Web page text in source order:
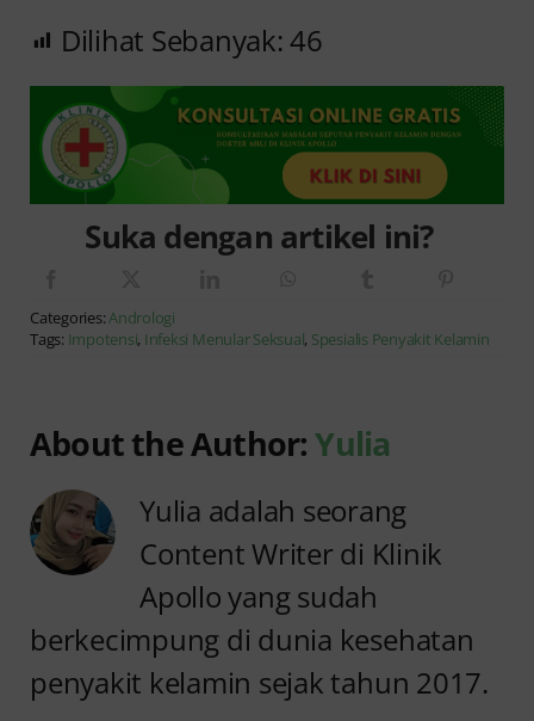
Dilihat Sebanyak:46
Suka dengan artikel ini?
Categories:Andrologi
Tags: Impotensi, Infeksi Menular Seksual, Spesialis Penyakit Kelamin
About the Author:Yulia
Yulia adalah seorang
Content Writer di Klinik
Apollo yang sudah
berkecimpung di dunia kesehatan
penyakit kelamin sejak tahun 2017.
Jangan
Sunat